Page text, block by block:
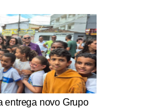
entrega novo Grupo